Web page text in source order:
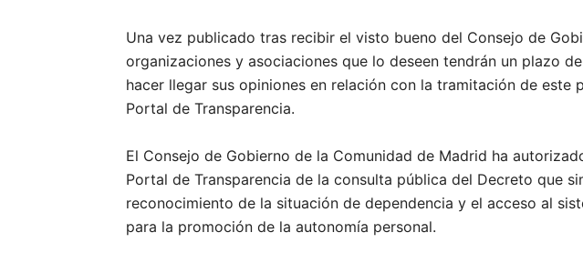
Una vez publicado tras recibir el visto bueno del Consejo de
organizaciones y asociaciones que lo deseen tendrán un plazo
hacer llegar sus opiniones en relación con la tramitación de este
Portal de Transparencia.
El Consejo de Gobierno de la Comunidad de Madrid ha
Portal de Transparencia de la consulta pública del Decreto que
reconocimiento de la situación de dependencia y el acceso al
para la promoción de la autonomía personal.